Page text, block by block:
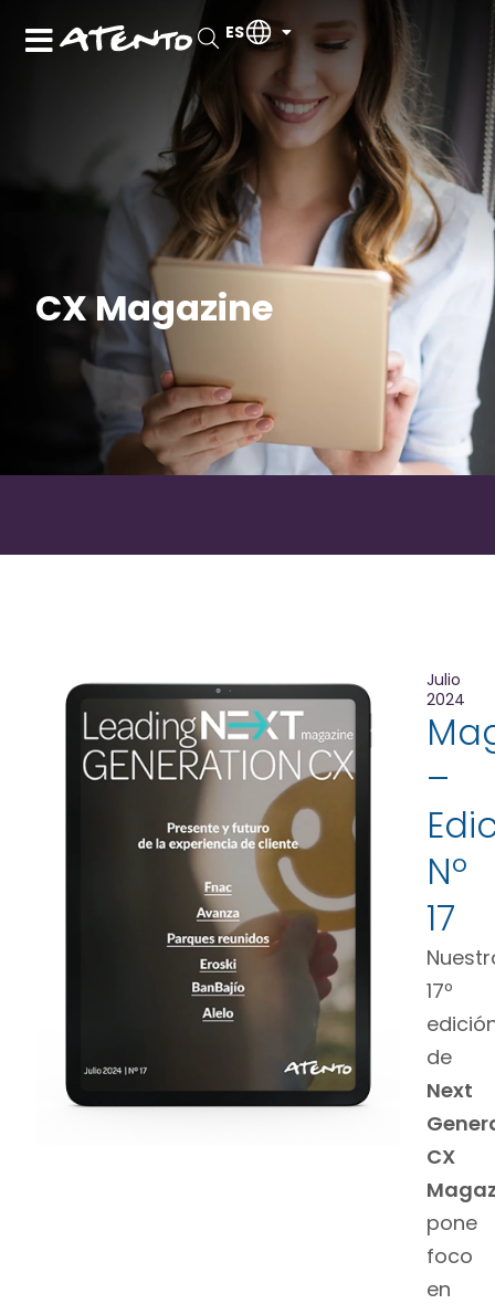
ES
CX Magazine
Julio
2024
–
Nº
17
17º
de
Next
CX
pone
foco
en